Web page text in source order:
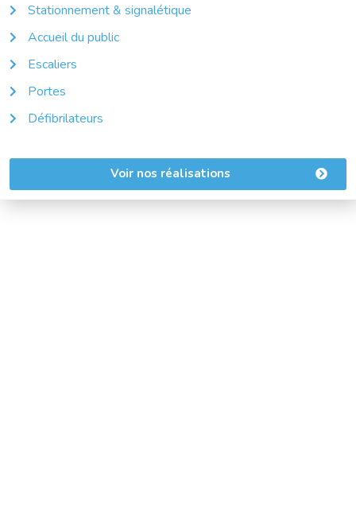
Stationnement & signalétique
Accueil du public
Escaliers
Portes
Défibrilateurs
Voir nos réalisations